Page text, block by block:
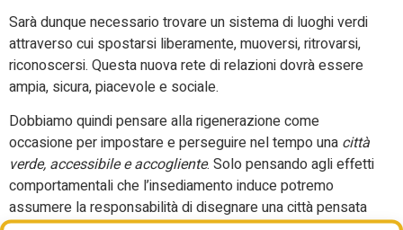
Sarà dunque necessario trovare un sistema di luoghi verdi
attraverso cui spostarsi liberamente, muoversi, ritrovarsi,
riconoscersi. Questa nuova rete di relazioni dovrà essere
ampia, sicura, piacevole e sociale.
Dobbiamo quindi pensare alla rigenerazione come
occasione per impostare e perseguire nel tempo una città
verde, accessibile e accogliente. Solo pensando agli effetti
comportamentali che l’insediamento induce potremo
assumere la responsabilità di disegnare una città pensata